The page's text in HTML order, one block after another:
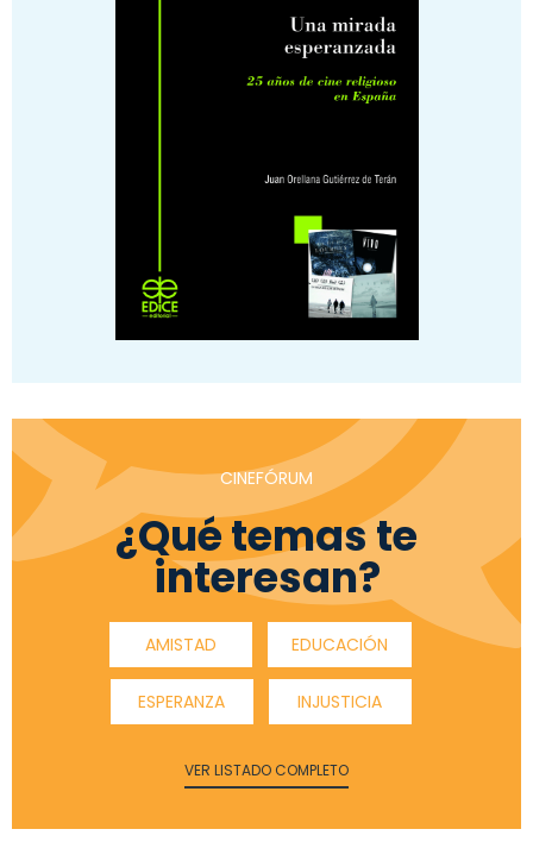
CINEFÓRUM
¿Qué temas te
interesan?
AMISTAD EDUCACIÓN
ESPERANZA INJUSTICIA
VER LISTADO COMPLETO